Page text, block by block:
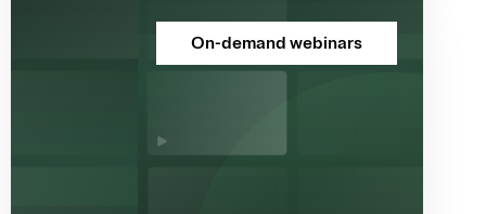
On-demand webinars